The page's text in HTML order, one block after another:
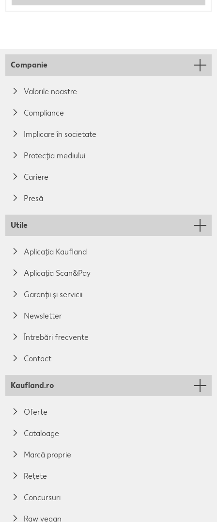
Companie
Valorile noastre
Compliance
Implicare în societate
Protecția mediului
Cariere
Presă
Utile
Aplicația Kaufland
Aplicația Scan&Pay
Garanții și servicii
Newsletter
Întrebări frecvente
Contact
Kaufland.ro
Oferte
Cataloage
Marcă proprie
Rețete
Concursuri
Raw vegan